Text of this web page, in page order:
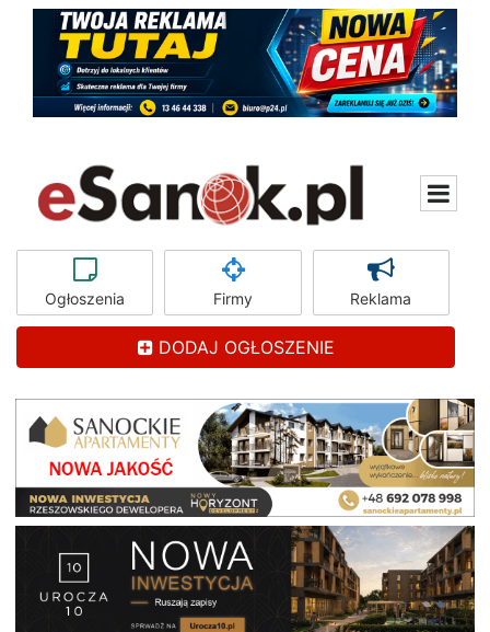
Ogłoszenia Firmy Reklama
DODAJ OGŁOSZENIE